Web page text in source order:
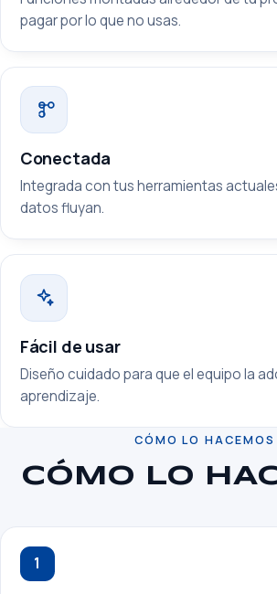
pagar por lo que no usas.
Conectada
Integrada con tus herramientas
datos fluyan.
Fácil de usar
Diseño cuidado para que el equipo la
aprendizaje.
CÓMO LO HACEMOS
CÓMO LO
1